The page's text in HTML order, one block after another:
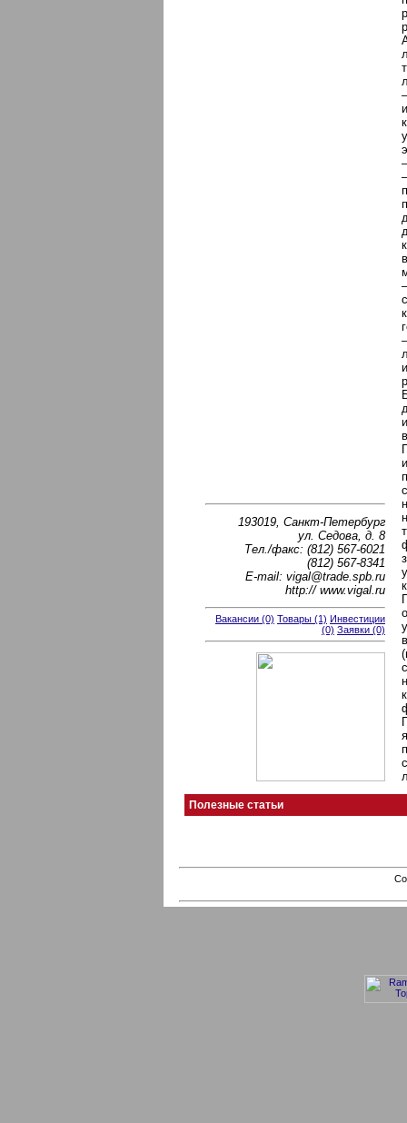
193019, Санкт-Петербург
ул. Седова, д. 8
Тел./факс: (812) 567-6021
(812) 567-8341
E-mail: vigal@trade.spb.ru
http:// www.vigal.ru
Вакансии (0) Товары (1) Инвестиции
(0) Заявки (0)
Полезные статьи